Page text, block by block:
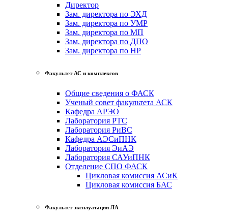
Директор
Зам. директора по ЭХД
Зам. директора по УМР
Зам. директора по МП
Зам. директора по ДПО
Зам. директора по НР
Факультет АС и комплексов
Общие сведения о ФАСК
Ученый совет факультета АСК
Кафедра АРЭО
Лаборатория РТС
Лаборатория РиВС
Кафедра АЭСиПНК
Лаборатория ЭиАЭ
Лаборатория САУиПНК
Отделение СПО ФАСК
Цикловая комиссия АСиК
Цикловая комиссия БАС
Факультет эксплуатации ЛА